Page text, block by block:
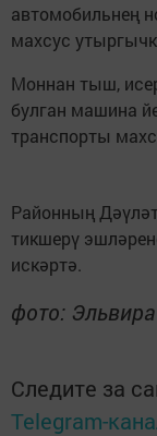
автомобильнең
махсус
Моннан тыш,
булган машина
транспорты
Районның
тикшерү
искәртә.
фото:
Следите за
Telegram-